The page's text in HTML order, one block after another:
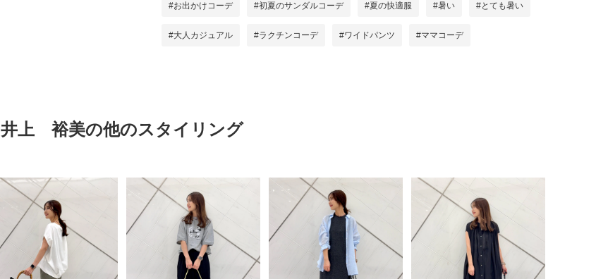
#お出かけコーデ #初夏のサンダルコーデ #夏の快適服 #暑い #とても暑い
#大人カジュアル #ラクチンコーデ #ワイドパンツ #ママコーデ
井上 裕美の他のスタイリング